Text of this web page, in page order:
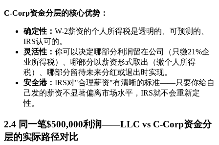
C-Corp资金分层的核心优势：
确定性： W-2薪资的个人所得税是透明的、可预测的、
IRS认可的。
灵活性： 你可以决定哪部分利润留在公司（只缴21%企
业所得税）、哪部分以薪资形式取出（缴个人所得
税）、哪部分留待未来分红或退出时实现。
安全港： IRS对"合理薪资"有清晰的标准——只要你给自
己发的薪资不显著偏离市场水平，IRS就不会重新定
性。
2.4 同一笔$500,000利润——LLC vs C-Corp资金分
层的实际路径对比